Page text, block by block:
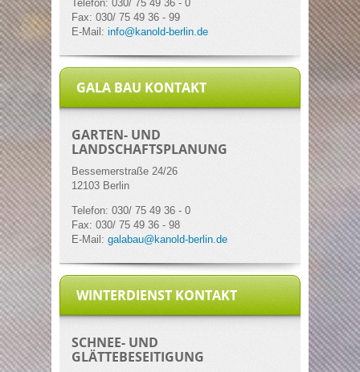
Telefon: 030/ 75 49 36 - 0
Fax: 030/ 75 49 36 - 99
E-Mail: info@kanold-berlin.de
GALA BAU KONTAKT
GARTEN- UND
LANDSCHAFTSPLANUNG
Bessemerstraße 24/26
12103 Berlin
Telefon: 030/ 75 49 36 - 0
Fax: 030/ 75 49 36 - 98
E-Mail: galabau@kanold-berlin.de
WINTERDIENST KONTAKT
SCHNEE- UND
GLÄTTEBESEITIGUNG